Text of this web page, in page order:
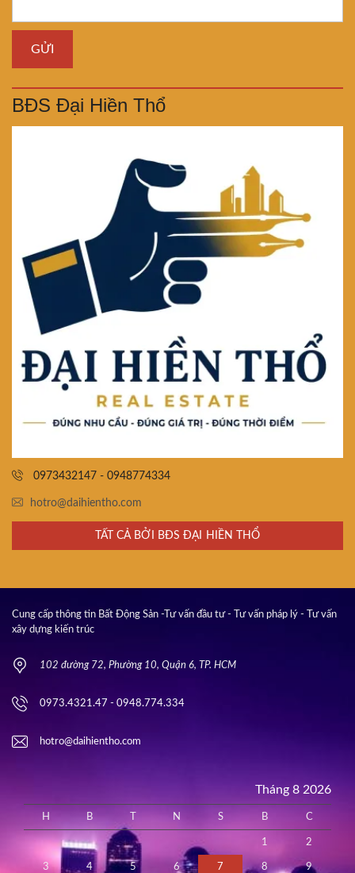
BĐS Đại Hiền Thổ
0973432147 - 0948774334
hotro@daihientho.com
TẤT CẢ BỞI BĐS ĐẠI HIỀN THỔ
Cung cấp thông tin Bất Động Sản -Tư vấn đầu tư - Tư vấn pháp lý - Tư vấn
xây dựng kiến trúc
102 đường 72, Phường 10, Quận 6, TP. HCM
0973.4321.47 - 0948.774.334
hotro@daihientho.com
Tháng 8 2026
H B N S B C
1 2
3 4 5 6 7 8 9